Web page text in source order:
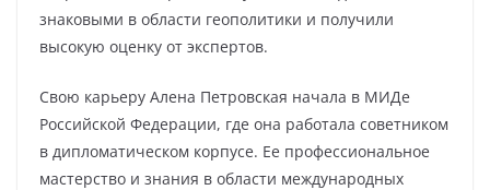
знаковыми в области геополитики и получили
высокую оценку от экспертов.
Свою карьеру Алена Петровская начала в МИДе
Российской Федерации, где она работала советником
в дипломатическом корпусе. Ее профессиональное
мастерство и знания в области международных